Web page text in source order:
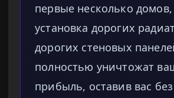
первые несколько домов,
установка дорогих
дорогих стеновых
полностью уничтожат
прибыль, оставив вас без